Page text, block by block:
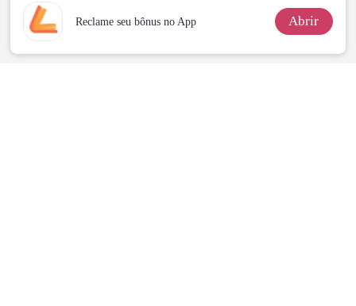
Reclame seu bônus no App Abrir